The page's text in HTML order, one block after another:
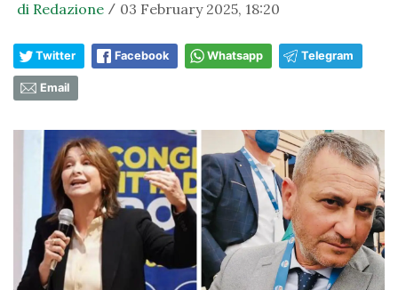
di Redazione / 03 February 2025, 18:20
Twitter Facebook Whatsapp Telegram
Email